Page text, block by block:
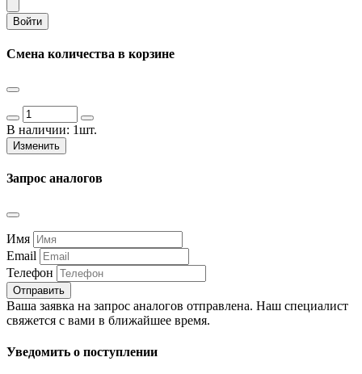
Войти
Смена количества в корзине
В наличии: 1шт.
Изменить
Запрос аналогов
Имя
Email
Телефон
Отправить
Ваша заявка на запрос аналогов отправлена. Наш специалист
свяжется с вами в ближайшее время.
Уведомить о поступлении